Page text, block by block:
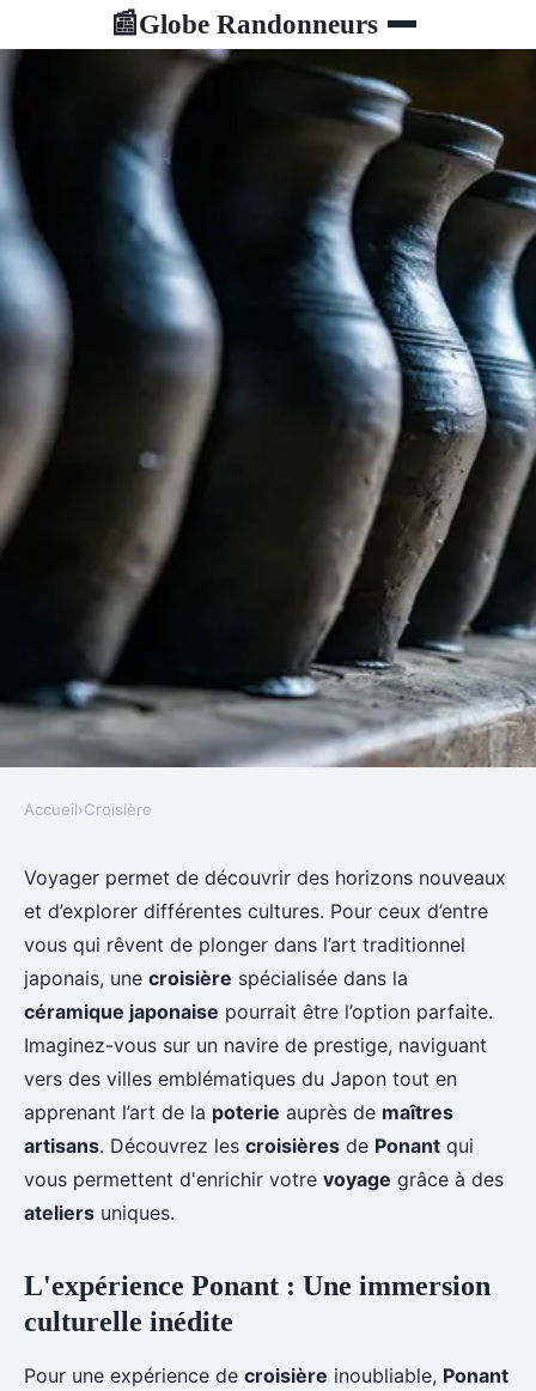
📰Globe Randonneurs
Quelles croisières proposent des
ateliers de céramique japonaise
avec des maîtres artisans?
Joseph•27 juin 2024•4 min de lecture
Accueil›Croisière
Voyager permet de découvrir des horizons nouveaux
et d’explorer différentes cultures. Pour ceux d’entre
vous qui rêvent de plonger dans l’art traditionnel
japonais, une croisière spécialisée dans la
céramique japonaise pourrait être l’option parfaite.
Imaginez-vous sur un navire de prestige, naviguant
vers des villes emblématiques du Japon tout en
apprenant l’art de la poterie auprès de maîtres
artisans. Découvrez les croisières de Ponant qui
vous permettent d'enrichir votre voyage grâce à des
ateliers uniques.
L'expérience Ponant : Une immersion
culturelle inédite
Pour une expérience de croisière inoubliable, Ponant